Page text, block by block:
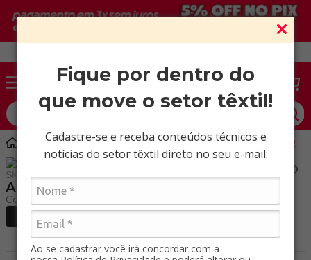
Fique por dentro do
que move o setor têxtil!
Cadastre-se e receba conteúdos técnicos e
notícias do setor têxtil direto no seu e-mail:
Ao se cadastrar você irá concordar com a
O que você procura?
Marroquinaria Poliéster Arizona / Mt
SKU 50674000
Arizona / Mt